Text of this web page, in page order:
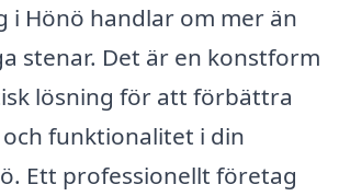
i Hönö handlar om mer än
stenar. Det är en konstform
lösning för att förbättra
funktionalitet i din
Ett professionellt företag